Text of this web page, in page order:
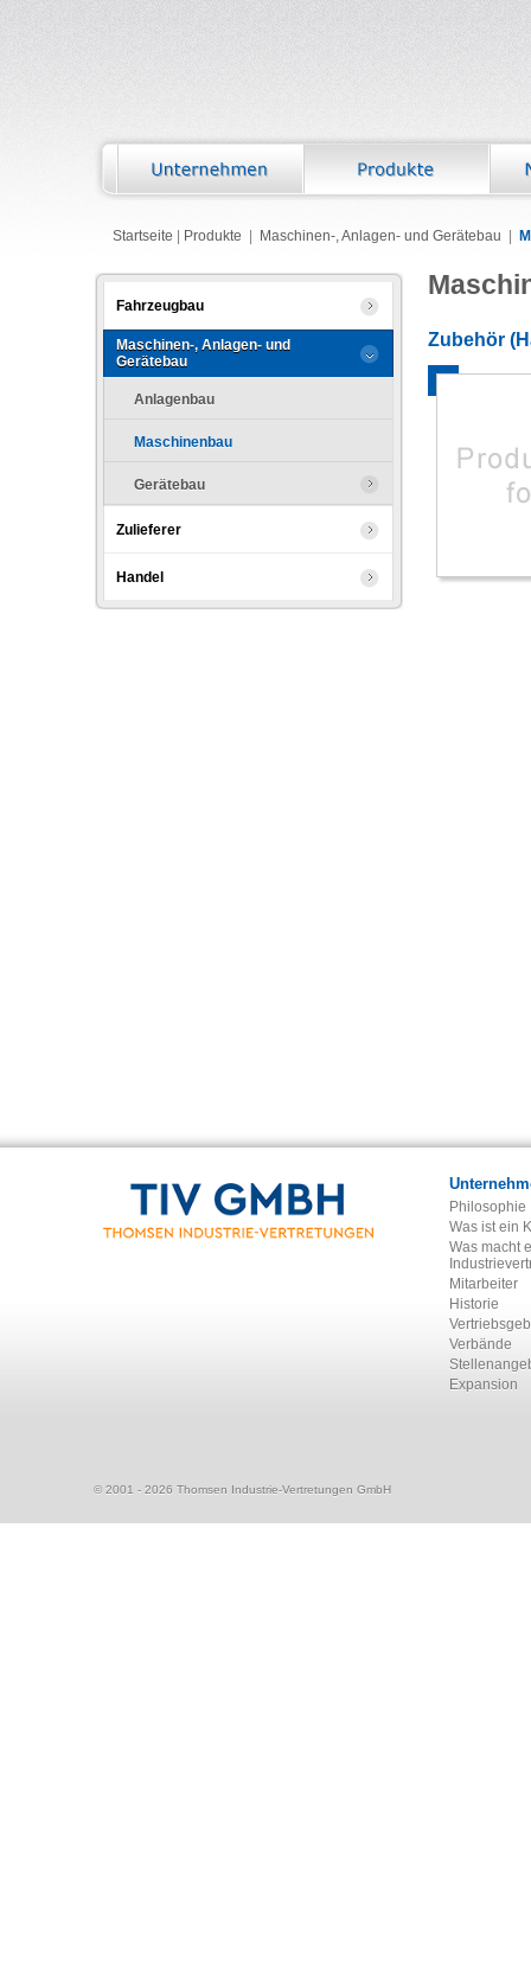
Startseite Produkte Maschinen-, Anlagen- und Gerätebau
Fahrzeugbau
Maschinen-, Anlagen- und
Gerätebau
Anlagenbau
Maschinenbau
Gerätebau
Zulieferer
Handel
Zubehör
Philosophie
Was ist ein
Was macht
Mitarbeiter
Historie
Verbände
Expansion
© 2001 - 2026 Thomsen Industrie-Vertretungen GmbH